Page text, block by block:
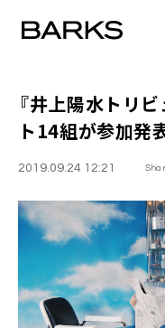
『井上陽水トリビ
ト14組が参加発
2019.09.24 12:21